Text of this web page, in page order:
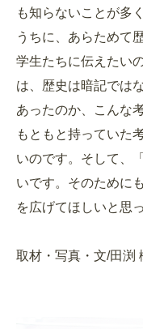
も知らないことが多
うちに、あらためて
学生たちに伝えたい
は、歴史は暗記では
あったのか、こんな
もともと持っていた
いのです。そして、
いです。そのために
を広げてほしいと思
取材・写真・文/田渕